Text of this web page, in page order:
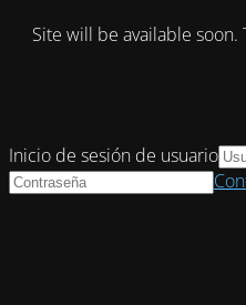
Site will be available
Inicio de sesión de usuario